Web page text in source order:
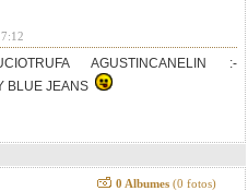
AGUSTINCANELIN :-
BLUE JEANS
0 Albumes (0 fotos)